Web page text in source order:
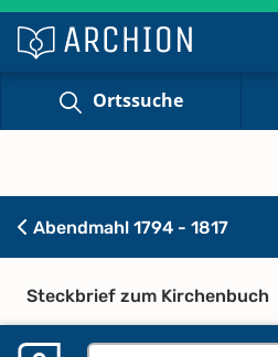
Ortssuche
Abendmahl 1794 - 1817
Steckbrief zum Kirchenbuch